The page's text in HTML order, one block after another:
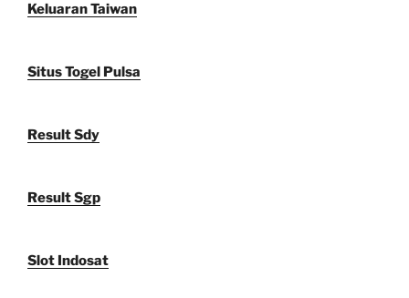
Keluaran Taiwan
Situs Togel Pulsa
Result Sdy
Result Sgp
Slot Indosat